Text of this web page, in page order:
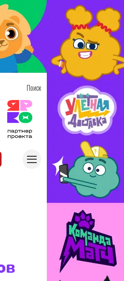
Поиск